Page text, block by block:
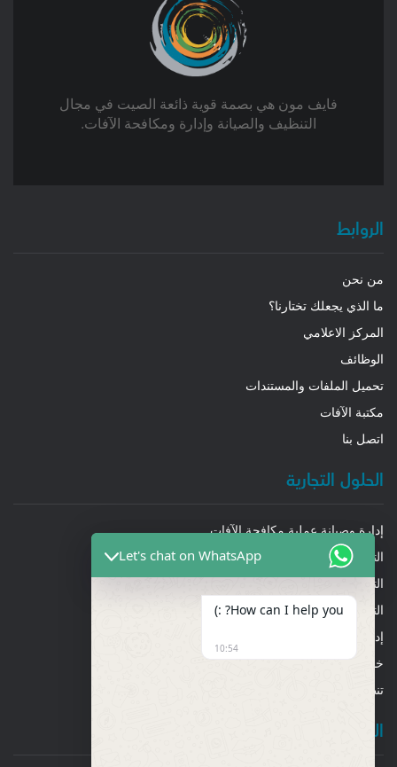
فايف مون هي بصمة قوية ذائعة الصيت في مجال
التنظيف والصيانة وإدارة ومكافحة الآفات.
الروابط
من نحن
ما الذي يجعلك تختارنا؟
المركز الاعلامي
الوظائف
تحميل الملفات والمستندات
مكتبة الآفات
اتصل بنا
الحلول التجارية
إدارة وصيانة عملية مكافحة الآفات
التنظيف العميق
التنظيف العام والشامل
التعقيم والتطهير
إدارة تكييف الهواء
خدمات إدارة المرافق
تنظيف أنابيب ومجاري الهواء والشفاطات
الحلول السكنية
Let's chat on WhatsApp
How can I help you? :)
10:54